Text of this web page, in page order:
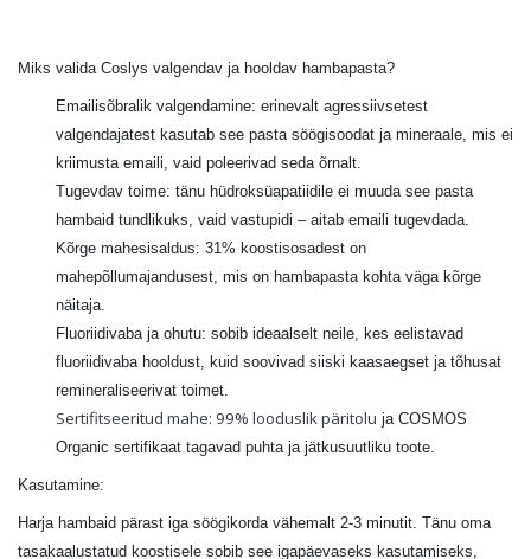
Miks valida Coslys valgendav ja hooldav hambapasta?
Emailisõbralik valgendamine: erinevalt agressiivsetest
valgendajatest kasutab see pasta söögisoodat ja mineraale, mis ei
kriimusta emaili, vaid poleerivad seda õrnalt.
Tugevdav toime: tänu hüdroksüapatiidile ei muuda see pasta
hambaid tundlikuks, vaid vastupidi – aitab emaili tugevdada.
Kõrge mahesisaldus: 31% koostisosadest on
mahepõllumajandusest, mis on hambapasta kohta väga kõrge
näitaja.
Fluoriidivaba ja ohutu: sobib ideaalselt neile, kes eelistavad
fluoriidivaba hooldust, kuid soovivad siiski kaasaegset ja tõhusat
remineraliseerivat toimet.
Sertifitseeritud mahe: 99% looduslik päritolu ja COSMOS
Organic sertifikaat tagavad puhta ja jätkusuutliku toote.
Kasutamine:
Harja hambaid pärast iga söögikorda vähemalt 2-3 minutit. Tänu oma
tasakaalustatud koostisele sobib see igapäevaseks kasutamiseks,